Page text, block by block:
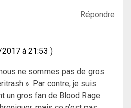
Répondre
à 21:53
ne sommes pas de gros
». Par contre, je suis
un gros fan de Blood Rage